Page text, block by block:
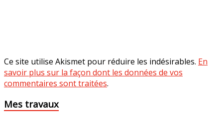
Ce site utilise Akismet pour réduire les indésirables. En
savoir plus sur la façon dont les données de vos
commentaires sont traitées.
Mes travaux